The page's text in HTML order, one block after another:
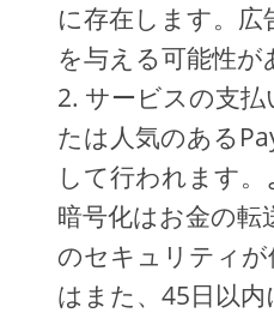
に存在します。
を与える可能性が
サービスの支払
たは人気のある
して行われます
暗号化はお金の転
のセキュリティ
はまた、45日以